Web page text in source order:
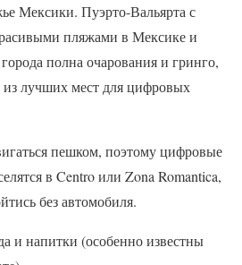
Мексики. Пуэрто-Вальярта с
пляжами в Мексике и
полна очарования и гринго,
из лучших мест для цифровых
пешком, поэтому цифровые
в Centro или Zona Romantica,
без автомобиля.
и напитки (особенно известны